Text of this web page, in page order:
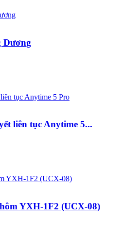
Dương
liên tục Anytime 5...
YXH-1F2 (UCX-08)